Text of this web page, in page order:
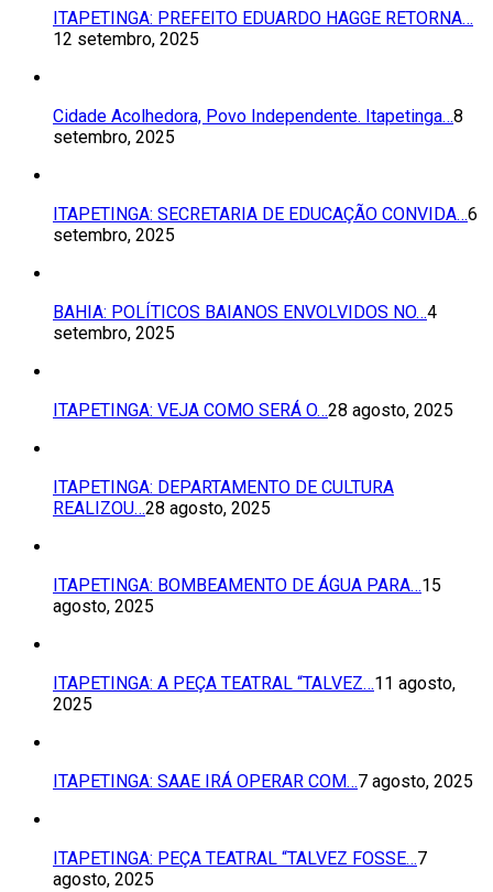
ITAPETINGA: PREFEITO EDUARDO HAGGE RETORNA…
12 setembro, 2025
Cidade Acolhedora, Povo Independente. Itapetinga…8
setembro, 2025
ITAPETINGA: SECRETARIA DE EDUCAÇÃO CONVIDA…6
setembro, 2025
BAHIA: POLÍTICOS BAIANOS ENVOLVIDOS NO…4
setembro, 2025
ITAPETINGA: VEJA COMO SERÁ O…28 agosto, 2025
ITAPETINGA: DEPARTAMENTO DE CULTURA
REALIZOU…28 agosto, 2025
ITAPETINGA: BOMBEAMENTO DE ÁGUA PARA…15
agosto, 2025
ITAPETINGA: A PEÇA TEATRAL “TALVEZ…11 agosto,
2025
ITAPETINGA: SAAE IRÁ OPERAR COM…7 agosto, 2025
ITAPETINGA: PEÇA TEATRAL “TALVEZ FOSSE…7
agosto, 2025